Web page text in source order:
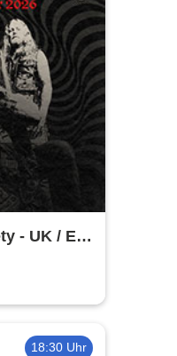
- UK / EU
18:30 Uhr